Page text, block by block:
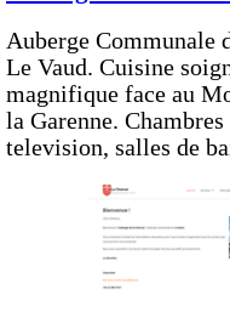
Auberge Communale
Le Vaud. Cuisine
magnifique face au
la Garenne.
television, salles de